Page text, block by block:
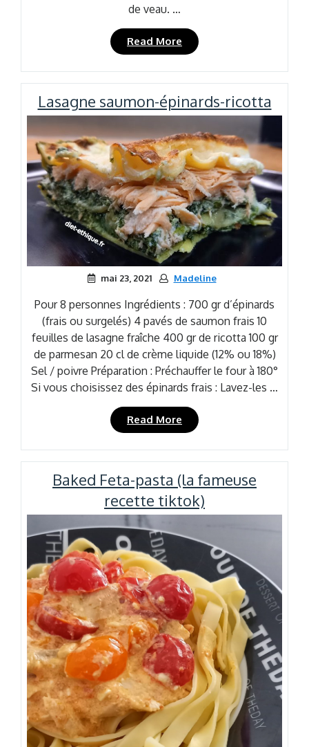
de veau. …
Read More « Cordon
bleu »
Lasagne saumon-épinards-ricotta
mai 23, 2021 Madeline
Pour 8 personnes Ingrédients : 700 gr d’épinards
(frais ou surgelés) 4 pavés de saumon frais 10
feuilles de lasagne fraîche 400 gr de ricotta 100 gr
de parmesan 20 cl de crème liquide (12% ou 18%)
Sel / poivre Préparation : Préchauffer le four à 180°
Si vous choisissez des épinards frais : Lavez-les …
Read More « Lasagne
saumon-
épinards-
ricotta »
Baked Feta-pasta (la fameuse
recette tiktok)